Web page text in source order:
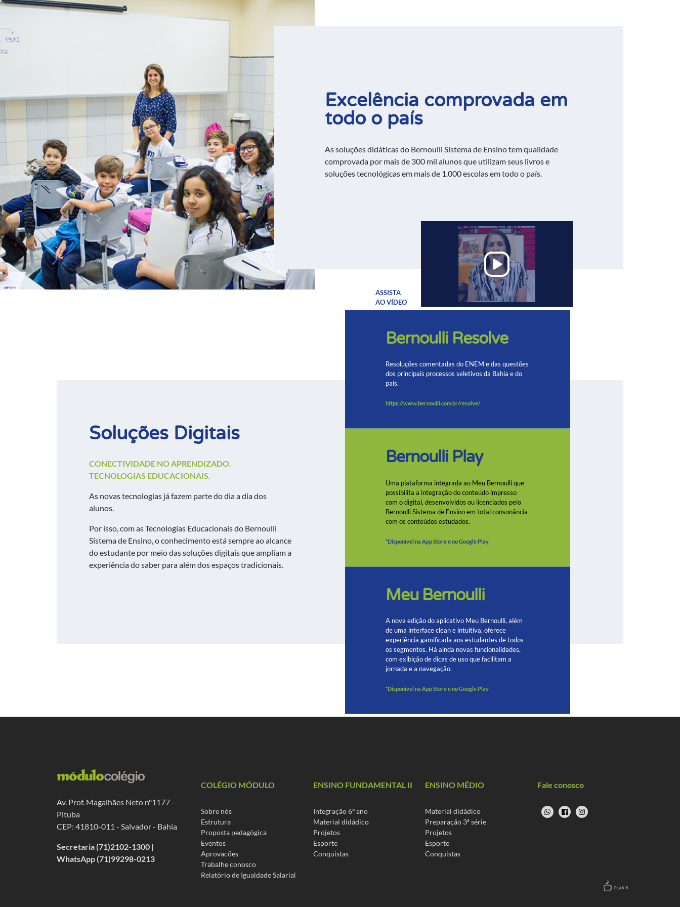
Excelência comprovada em
todo o país
As soluções didáticas do Bernoulli Sistema de Ensino tem qualidade
comprovada por mais de 300 mil alunos que utilizam seus livros e
soluções tecnológicas em mais de 1.000 escolas em todo o país.
ASSISTA
AO VÍDEO
Soluções Digitais
CONECTIVIDADE NO APRENDIZADO.
TECNOLOGIAS EDUCACIONAIS.
As novas tecnologias já fazem parte do dia a dia dos
alunos.
Por isso, com asTecnologias Educacionais do Bernoulli
Sistema de Ensino, o conhecimentoestásempre ao alcance
do estudante por meio das soluções digitaisque ampliam a
experiência do saber para além dos espaços tradicionais.
Bernoulli Resolve
Resoluções comentadas do ENEM e das questões
dos principais processos seletivos da Bahia e do
país.
https://www.bernoulli.com.br/resolve/
Bernoulli Play
Uma plataforma integrada ao Meu Bernoulli que
possibilita a integração do conteúdo impresso
com o digital, desenvolvidos ou licenciados pelo
Bernoulli Sistema de Ensino em total consonância
com os conteúdos estudados.
*Disponível na App Store e no Google Play
Meu Bernoulli
A nova edição do aplicativo Meu Bernoulli, além
de uma interface clean e intuitiva, oferece
experiência gamificada aos estudantes de todos
os segmentos. Há ainda novas funcionalidades,
com exibição de dicas de uso que facilitam a
jornada e a navegação.
*Disponível na App Store e no Google Play
Av. Prof. Magalhães Neto nº1177 -
Pituba
CEP: 41810-011 - Salvador - Bahia
Secretaria (71)2102-1300 |
WhatsApp (71)99298-0213
COLÉGIO MÓDULO
Sobre nós
Estrutura
Proposta pedagógica
Eventos
Aprovacões
Trabalhe conosco
Relatório de Igualdade Salarial
ENSINO FUNDAMENTAL II
Integração 6º ano
Material didádico
Projetos
Esporte
Conquistas
ENSINO MÉDIO
Material didádico
Preparação 3ª série
Projetos
Esporte
Conquistas
Fale conosco